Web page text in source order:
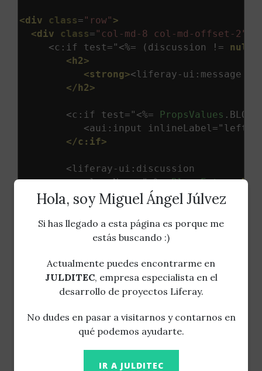
<div class= "row" >
<div
class= "col-md-8 col-md-offset-2"
     <c:if test="
<%= ( discussion != null
<h2>
<strong><liferay-ui:message
</h2>
        <c:if test="
<%= PropsValues .
<aui:input inlineLabel="left"
</c:if>
        <liferay-ui:discussion
           className="
<%= BlogsEntry.
           classPK="
<%= entry.getEntryId
           formName="fm2"
           ratingsEnabled="
<%=
           redirect="
<%= currentURL %>"
        />
</c:if>
</div>
Hola, soy Miguel Ángel Júlvez
Si has llegado a esta página es porque me
estás buscando :)
Actualmente puedes encontrarme en
JULDITEC, empresa especialista en el
desarrollo de proyectos Liferay.
No dudes en pasar a visitarnos y contarnos en
qué podemos ayudarte.
IR A JULDITEC